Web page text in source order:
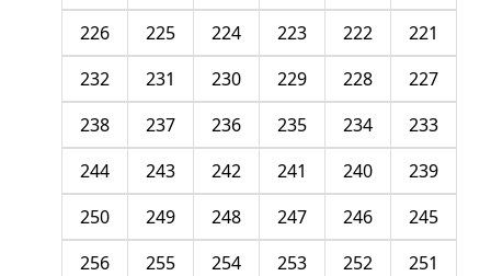
221
222
223
224
225
226
227
228
229
230
231
232
233
234
235
236
237
238
239
240
241
242
243
244
245
246
247
248
249
250
251
252
253
254
255
256